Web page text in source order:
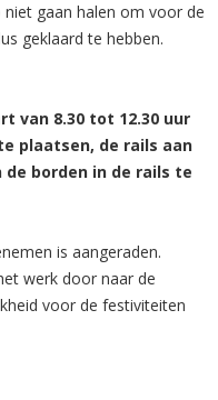
gaan halen om voor de
geklaard te hebben.
van 8.30 tot 12.30 uur
plaatsen, de rails aan
borden in de rails te
is aangeraden.
werk door naar de
voor de festiviteiten